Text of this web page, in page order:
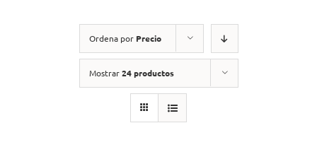
Ordena por Precio
Mostrar24 productos